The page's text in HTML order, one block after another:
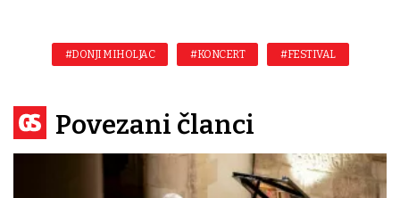
#DONJI MIHOLJAC #KONCERT #FESTIVAL
Povezani članci